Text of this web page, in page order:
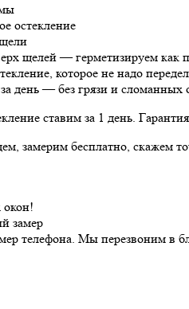
остекление
щелей — герметизируем как
которое не надо
день — без грязи и сломанных
ставим за 1 день.
замерим бесплатно, скажем
окон!
замер
телефона. Мы перезвоним в